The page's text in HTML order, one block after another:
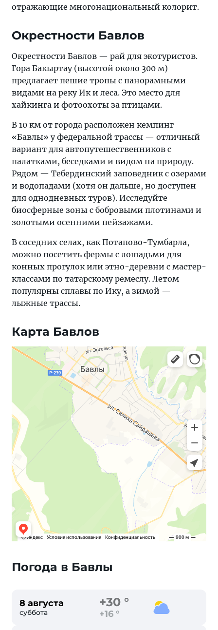
отражающие многонациональный колорит.
Окрестности Бавлов
Окрестности Бавлов — рай для экотуристов.
Гора Бакыртау (высотой около 300 м)
предлагает пешие тропы с панорамными
видами на реку Ик и леса. Это место для
хайкинга и фотоохоты за птицами.
В 10 км от города расположен кемпинг
«Бавлы» у федеральной трассы — отличный
вариант для автопутешественников с
палатками, беседками и видом на природу.
Рядом — Тебердинский заповедник с озерами
и водопадами (хотя он дальше, но доступен
для однодневных туров). Исследуйте
биосферные зоны с бобровыми плотинами и
золотыми осенними пейзажами.
В соседних селах, как Потапово-Тумбарла,
можно посетить фермы с лошадьми для
конных прогулок или этно-деревни с мастер-
классами по татарскому ремеслу. Летом
популярны сплавы по Ику, а зимой —
лыжные трассы.
Карта Бавлов
Яндекс Карты — транспорт, навигация, поиск мест
Погода в Бавлы
8 августа
суббота
+30 °
+16 °